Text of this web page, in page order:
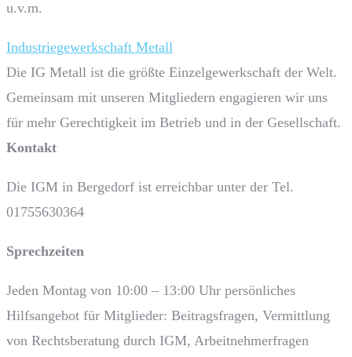
u.v.m.
Industriegewerkschaft Metall
Die IG Metall ist die größte Einzelgewerkschaft der Welt.
Gemeinsam mit unseren Mitgliedern engagieren wir uns
für mehr Gerechtigkeit im Betrieb und in der Gesellschaft.
Kontakt
Die IGM in Bergedorf ist erreichbar unter der Tel.
01755630364
Sprech­zeiten
Jeden Montag von 10:00 – 13:00 Uhr persönliches
Hilfsangebot für Mitglieder: Beitragsfragen, Vermittlung
von Rechtsberatung durch IGM, Arbeitnehmerfragen